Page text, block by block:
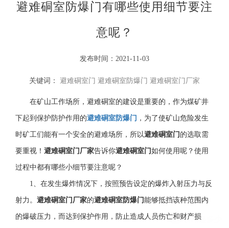
避难硐室防爆门有哪些使用细节要注
意呢？
发布时间：2021-11-03
关键词： 避难硐室门 避难硐室防爆门 避难硐室门厂家
在矿山工作场所，避难硐室的建设是重要的， 作为煤矿井
下起到保护防护作用的避难硐室防爆门 ，为了使矿山危险发生
时矿工们能有一个安全的避难场所，所以避难硐室门 的选取需
要重视！ 避难硐室门厂家告诉你避难硐室门如何使用呢？使用
过程中都有哪些小细节要注意呢？
1、在发生爆炸情况下，按照预告设定的爆炸入射压力与反
射力。 避难硐室门 厂家的避难硐室防爆门能够抵挡该种范围内
的爆破压力，而达到保护作用，防止造成人员伤亡和财产损